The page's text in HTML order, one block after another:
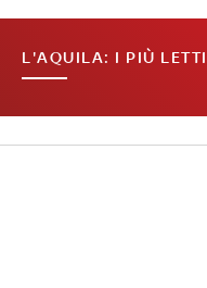
L'AQUILA: I PIÙ LETTI